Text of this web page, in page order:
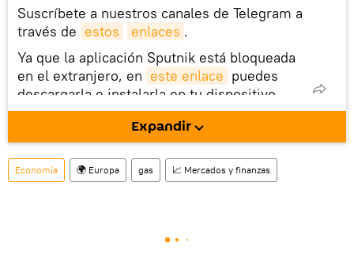
Suscríbete a nuestros canales de Telegram a
través de estos enlaces .
Ya que la aplicación Sputnik está bloqueada
en el extranjero, en este enlace puedes
descargarla e instalarla en tu dispositivo
móvil (¡solo para Android!).
También tenemos una cuenta en la red
social rusa VK .
Expandir
Economía 🌍 Europa gas 📈 Mercados y finanzas